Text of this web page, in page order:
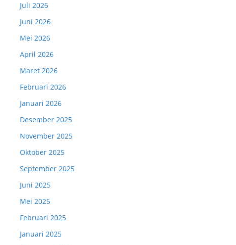
Juli 2026
Juni 2026
Mei 2026
April 2026
Maret 2026
Februari 2026
Januari 2026
Desember 2025
November 2025
Oktober 2025
September 2025
Juni 2025
Mei 2025
Februari 2025
Januari 2025